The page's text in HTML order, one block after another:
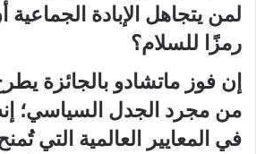
لمن يتجاهل الإبادة
رمزًا للسلام؟
إن فوز ماتشادو بالجائزة
من مجرد الجدل السياسي؛
في المعايير العالمية التي